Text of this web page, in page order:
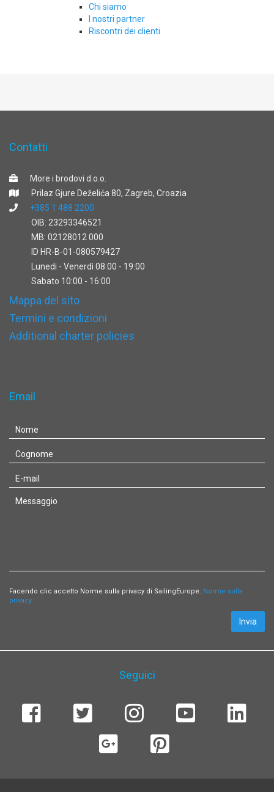
Chi siamo
I nostri partner
Riscontri dei clienti
Contatti
More i brodovi d.o.o.
Prilaz Gjure Deželića 80, Zagreb, Croazia
+385 1 488 2200
OIB: 23293346521
MB: 02128012 000
ID HR-B-01-080579427
Lunedi - Venerdì 08:00 - 19:00
Sabato 10:00 - 16:00
Mappa del sito
Termini e condizioni
Additional charter policies
Email
Facendo clic accetto Norme sulla privacy di SailingEurope. Norme sulla
privacy
Invia
Seguici